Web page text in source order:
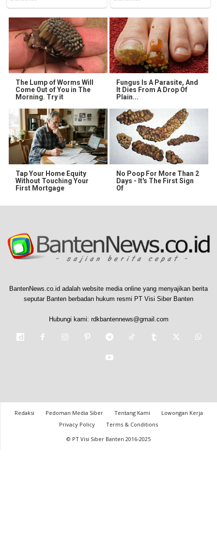
The Lump of Worms Will
Come Out of You in The
Morning. Try it
Fungus Is A Parasite, And
It Dies From A Drop Of
Plain...
Tap Your Home Equity
Without Touching Your
First Mortgage
No Poop For More Than 2
Days - It's The First Sign
Of
BantenNews.co.id adalah website media online yang menyajikan berita
seputar Banten berbadan hukum resmi PT Visi Siber Banten
Hubungi kami: rdkbantennews@gmail.com
Redaksi Pedoman Media Siber Tentang Kami
Lowongan Kerja
Privacy Policy
Terms & Conditions
© PT Visi Siber Banten 2016-2025